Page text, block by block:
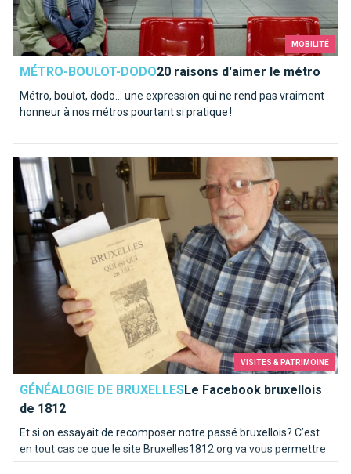
MOBILITÉ
MÉTRO-BOULOT-DODO20 raisons d'aimer le métro
Métro, boulot, dodo… une expression qui ne rend pas vraiment
honneur à nos métros pourtant si pratique !
VISITES & PATRIMOINE
GÉNÉALOGIE DE BRUXELLESLe Facebook bruxellois
de 1812
Et si on essayait de recomposer notre passé bruxellois? C’est
en tout cas ce que le site Bruxelles1812.org va vous permettre
de vérifier. C’est un peu un Facebook du début du 19ème siècle
Le Facebook bruxellois de 1812